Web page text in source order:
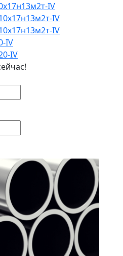
IV
IV
IV
IV
IV